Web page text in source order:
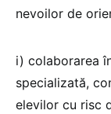
nevoilor de
i) colaborarea
specializată,
elevilor cu risc